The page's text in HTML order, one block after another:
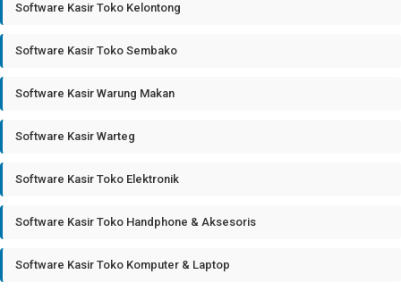
Software Kasir Toko Kelontong
Software Kasir Toko Sembako
Software Kasir Warung Makan
Software Kasir Warteg
Software Kasir Toko Elektronik
Software Kasir Toko Handphone & Aksesoris
Software Kasir Toko Komputer & Laptop